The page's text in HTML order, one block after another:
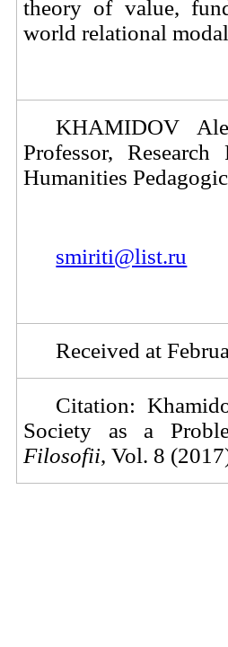
theory of value,
world relational
KHAMIDOV
Professor,
Humanities
smiriti@list.ru
Received at
Citation:
Society as a
Filosofii, Vol. 8